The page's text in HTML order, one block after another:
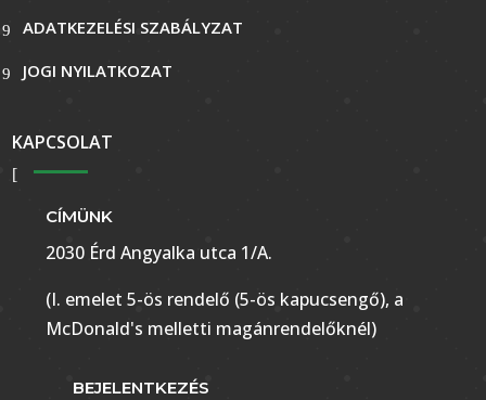
ADATKEZELÉSI SZABÁLYZAT
JOGI NYILATKOZAT
KAPCSOLAT
CÍMÜNK
2030 Érd Angyalka utca 1/A.
(I. emelet 5-ös rendelő (5-ös kapucsengő), a
McDonald's melletti magánrendelőknél)
BEJELENTKEZÉS